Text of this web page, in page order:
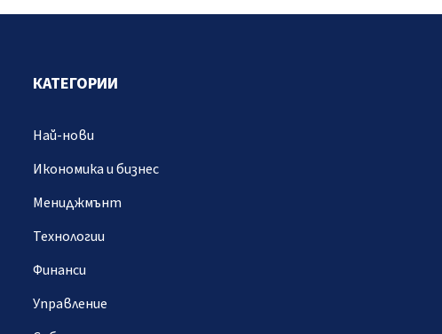
КАТЕГОРИИ
Най-нови
Икономика и бизнес
Мениджмънт
Технологии
Финанси
Управление